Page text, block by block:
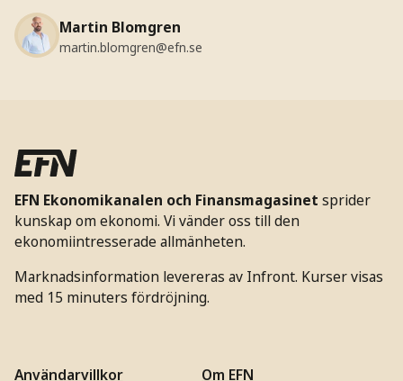
Martin Blomgren
martin.blomgren@efn.se
EFN Ekonomikanalen och Finansmagasinet sprider
kunskap om ekonomi. Vi vänder oss till den
ekonomiintresserade allmänheten.
Marknadsinformation levereras av Infront. Kurser visas
med 15 minuters fördröjning.
Användarvillkor
Om EFN